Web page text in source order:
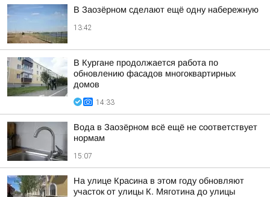
В Заозёрном сделают ещё одну набережную
13:42
В Кургане продолжается работа по
обновлению фасадов многоквартирных
домов
14:33
Вода в Заозёрном всё ещё не соответствует
нормам
15:07
На улице Красина в этом году обновляют
участок от улицы К. Мяготина до улицы